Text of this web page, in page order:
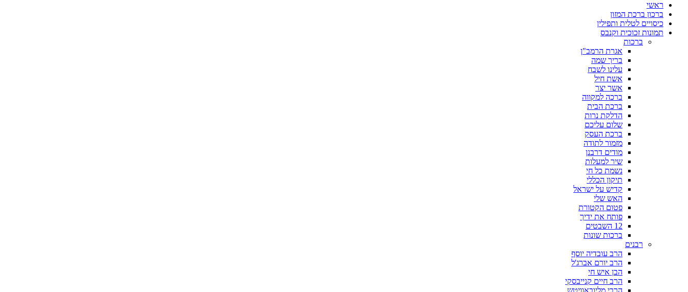
ראשי
ברכון ברכת המזון
כיסויים לטלית ותפילין
תמונות זכוכית וקנבס
ברכות
אגרת הרמב"ן
בריך שמה
עלינו לשבח
אשת חיל
אשר יצר
ברכה למקווה
ברכת הבית
הדלקת נרות
שלום עליכם
ברכת העסק
מזמור לתודה
מודים דרבנן
שיר למעלות
נשמת כל חי
תיקון הכללי
קדיש על ישראל
האש שלי
פטום הקטורת
פותח את ידיך
12 השבטים
ברכות שונות
רבנים
הרב עובדיה יוסף
הרב יורם אברג'ל
הבן איש חי
הרב חיים קנייבסקי